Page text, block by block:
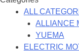
ALL
ALLIANCE
YUEMA
ELECTRIC